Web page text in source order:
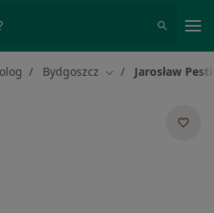
Bydgoszcz Zmień miasto
Jarosław